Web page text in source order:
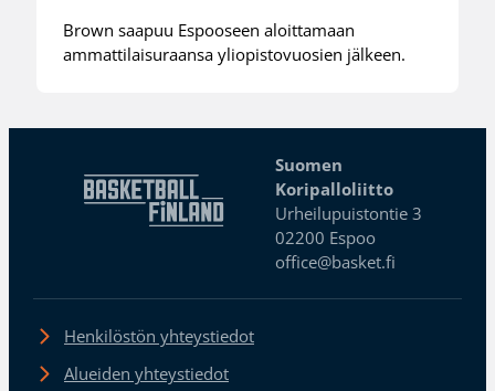
Brown saapuu Espooseen aloittamaan
ammattilaisuraansa yliopistovuosien jälkeen.
Suomen
Koripalloliitto
Urheilupuistontie 3
02200 Espoo
office@basket.fi
Henkilöstön yhteystiedot
Alueiden yhteystiedot